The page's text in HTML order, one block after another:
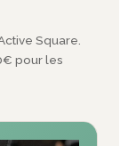
Square.
pour les